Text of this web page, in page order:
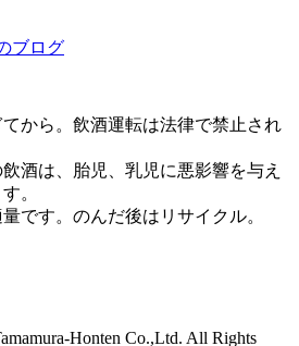
ブログ
から。飲酒運転は法律で禁止され
酒は、胎児、乳児に悪影響を与え
。
です。のんだ後はリサイクル。
Honten Co.,Ltd. All Rights